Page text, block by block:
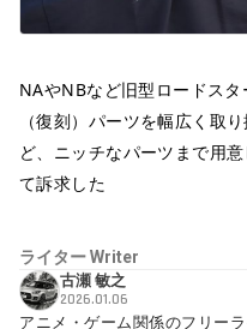
NAやNBなど旧型ロードス
（復刻）パーツを幅広く取
ど、ニッチなパーツまで用
て訴求した
ライターWriter
古瀬 敏之
2026.01.06
アニメ・ゲーム関係のフリー